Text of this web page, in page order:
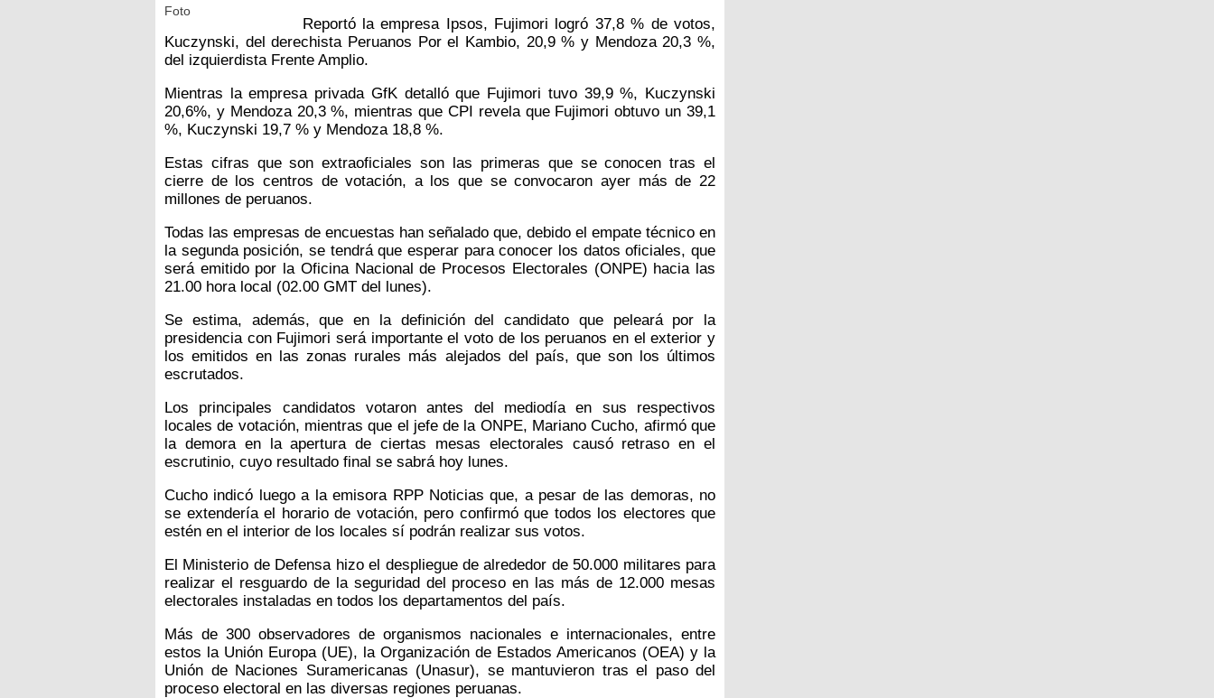
Foto
Reportó la empresa Ipsos, Fujimori logró 37,8 % de votos,
Kuczynski, del derechista Peruanos Por el Kambio, 20,9 % y Mendoza 20,3 %,
del izquierdista Frente Amplio.
Mientras la empresa privada GfK detalló que Fujimori tuvo 39,9 %, Kuczynski
20,6%, y Mendoza 20,3 %, mientras que CPI revela que Fujimori obtuvo un 39,1
%, Kuczynski 19,7 % y Mendoza 18,8 %.
Estas cifras que son extraoficiales son las primeras que se conocen tras el
cierre de los centros de votación, a los que se convocaron ayer más de 22
millones de peruanos.
Todas las empresas de encuestas han señalado que, debido el empate técnico en
la segunda posición, se tendrá que esperar para conocer los datos oficiales, que
será emitido por la Oficina Nacional de Procesos Electorales (ONPE) hacia las
21.00 hora local (02.00 GMT del lunes).
Se estima, además, que en la definición del candidato que peleará por la
presidencia con Fujimori será importante el voto de los peruanos en el exterior y
los emitidos en las zonas rurales más alejados del país, que son los últimos
escrutados.
Los principales candidatos votaron antes del mediodía en sus respectivos
locales de votación, mientras que el jefe de la ONPE, Mariano Cucho, afirmó que
la demora en la apertura de ciertas mesas electorales causó retraso en el
escrutinio, cuyo resultado final se sabrá hoy lunes.
Cucho indicó luego a la emisora RPP Noticias que, a pesar de las demoras, no
se extendería el horario de votación, pero confirmó que todos los electores que
estén en el interior de los locales sí podrán realizar sus votos.
El Ministerio de Defensa hizo el despliegue de alrededor de 50.000 militares para
realizar el resguardo de la seguridad del proceso en las más de 12.000 mesas
electorales instaladas en todos los departamentos del país.
Más de 300 observadores de organismos nacionales e internacionales, entre
estos la Unión Europa (UE), la Organización de Estados Americanos (OEA) y la
Unión de Naciones Suramericanas (Unasur), se mantuvieron tras el paso del
proceso electoral en las diversas regiones peruanas.